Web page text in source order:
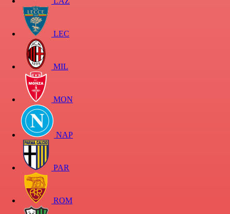
LEC
MIL
MON
NAP
PAR
ROM